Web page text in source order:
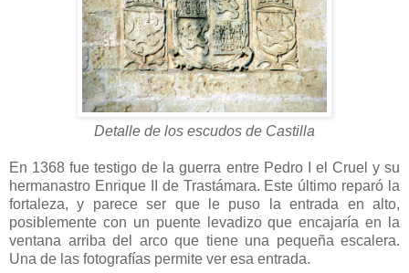
Detalle de los escudos de Castilla
En 1368 fue testigo de la guerra entre Pedro I el Cruel y su
hermanastro Enrique II de Trastámara. Este último reparó la
fortaleza, y parece ser que le puso la entrada en alto,
posiblemente con un puente levadizo que encajaría en la
ventana arriba del arco que tiene una pequeña escalera.
Una de las fotografías permite ver esa entrada.